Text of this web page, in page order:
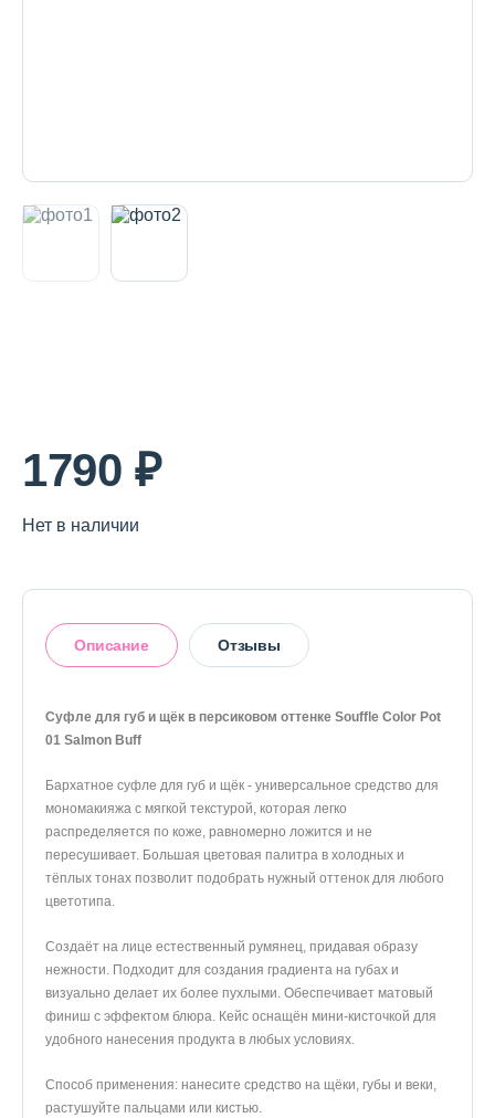
1790 ₽
Нет в наличии
Описание Отзывы
Суфле для губ и щёк в персиковом оттенке Souffle Color Pot
01 Salmon Buff
Бархатное суфле для губ и щёк - универсальное средство для
мономакияжа с мягкой текстурой, которая легко
распределяется по коже, равномерно ложится и не
пересушивает. Большая цветовая палитра в холодных и
тёплых тонах позволит подобрать нужный оттенок для любого
цветотипа.
Создаёт на лице естественный румянец, придавая образу
нежности. Подходит для создания градиента на губах и
визуально делает их более пухлыми. Обеспечивает матовый
финиш с эффектом блюра. Кейс оснащён мини-кисточкой для
удобного нанесения продукта в любых условиях.
Способ применения: нанесите средство на щёки, губы и веки,
растушуйте пальцами или кистью.